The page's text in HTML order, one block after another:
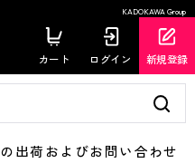
KADOKAWA Group
カート ログイン 新規登録
荷およびお問い合わせ